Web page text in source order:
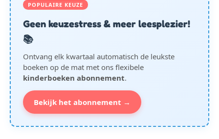
POPULAIRE KEUZE
Geen keuzestress & meer leesplezier!
📚
Ontvang elk kwartaal automatisch de leukste
boeken op de mat met ons flexibele
kinderboeken abonnement.
Bekijk het abonnement →